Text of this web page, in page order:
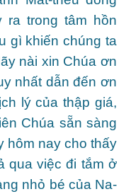
trong tâm hồn
gì khiến chúng ta
nài xin Chúa ơn
nhất dẫn đến ơn
lý của thập giá,
Chúa sẵn sàng
hôm nay cho thấy
qua việc đi tắm ở
nhỏ bé của Na-